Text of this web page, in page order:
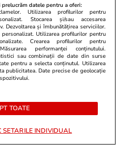
(7)
pentru a adăuga
datele pentru a oferi:
Utilizarea profilurilor pentru
Stocarea și/sau accesarea
Dezvoltarea și îmbunătățirea serviciilor.
Utilizarea profilurilor pentru
Crearea profilurilor pentru
performanței conținutului.
sau combinații de date din surse
pentru a selecta conținutul. Utilizarea
publicitatea. Date precise de geolocație
TOATE
SETARILE INDIVIDUAL